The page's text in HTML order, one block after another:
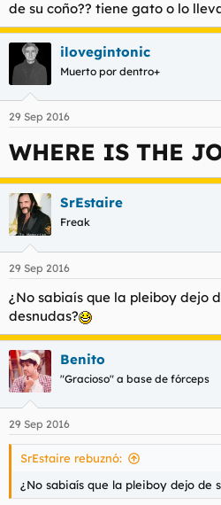
de su coño?? tiene gato o lo
ilovegintonic
Muerto por dentro+
29 Sep 2016
WHERE IS THE
SrEstaire
Freak
29 Sep 2016
¿No sabiaís que la pleiboy dejo
desnudas?
Benito
"Gracioso" a base de fórceps
29 Sep 2016
SrEstaire rebuznó:
¿No sabiaís que la pleiboy dejo de